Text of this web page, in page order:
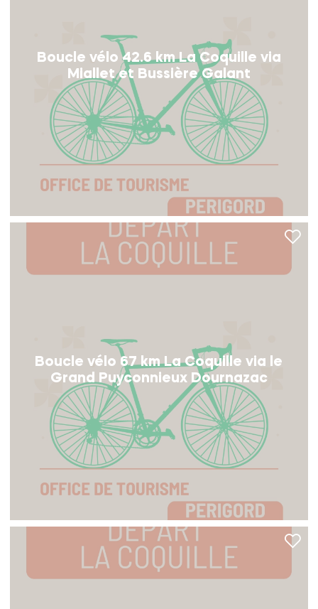
Boucle vélo 42.6 km La Coquille via
Miallet et Bussière Galant
Boucle vélo 67 km La Coquille via le
Grand Puyconnieux Dournazac